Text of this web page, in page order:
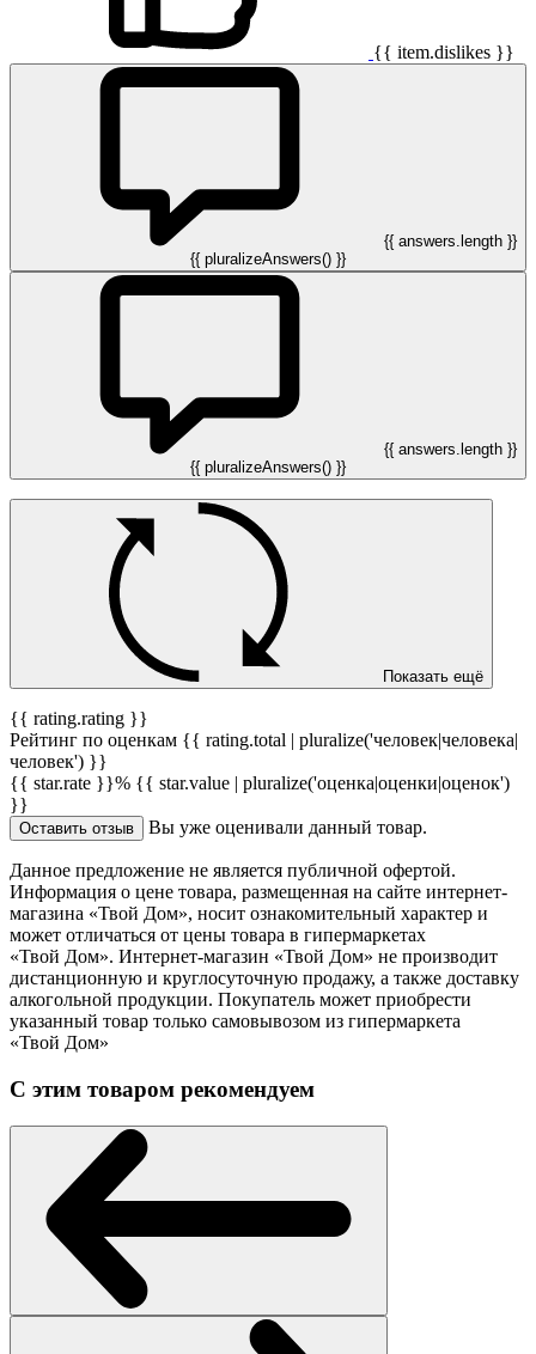
{{ item.dislikes }}
{{ answers.length }}
{{ pluralizeAnswers() }}
{{ answers.length }}
{{ pluralizeAnswers() }}
Показать ещё
{{ rating.rating }}
Рейтинг по оценкам {{ rating.total | pluralize('человек|человека|
человек') }}
{{ star.rate }}% {{ star.value | pluralize('оценка|оценки|оценок')
}}
Оставить отзыв Вы уже оценивали данный товар.
Данное предложение не является публичной офертой.
Информация о цене товара, размещенная на сайте интернет-
магазина «Твой Дом», носит ознакомительный характер и
может отличаться от цены товара в гипермаркетах
«Твой Дом». Интернет-магазин «Твой Дом» не производит
дистанционную и круглосуточную продажу, а также доставку
алкогольной продукции. Покупатель может приобрести
указанный товар только самовывозом из гипермаркета
«Твой Дом»
С этим товаром рекомендуем